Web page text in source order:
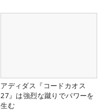
アディダス『コードカオス
27』は強烈な蹴りでパワーを
生む